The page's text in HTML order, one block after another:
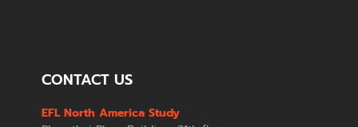
CONTACT US
EFL North America Study